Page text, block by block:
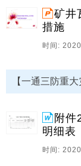
坚年领导小组
动五个专项行
县煤炭工业局
的精神，结合
2、意识形态
分证明，中国
意识。以下是x
险点排查和采
信息汇集和分
矿井
措施
时间:
【一通三防重
附件
明细表
时间: